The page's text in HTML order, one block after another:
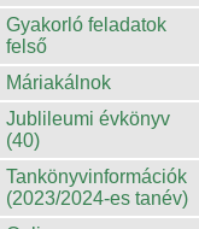
Gyakorló feladatok
felső
Máriakálnok
Jublileumi évkönyv
(40)
Tankönyvinformációk
(2023/2024-es tanév)